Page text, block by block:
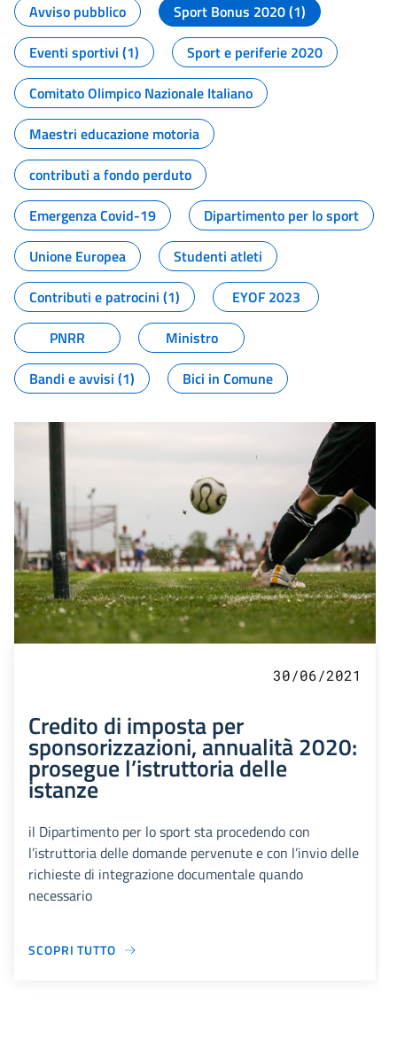
Avviso pubblico
Sport Bonus 2020 (1)
Eventi sportivi (1)
Sport e periferie 2020
Comitato Olimpico Nazionale Italiano
Maestri educazione motoria
contributi a fondo perduto
Emergenza Covid-19
Dipartimento per lo sport
Unione Europea
Studenti atleti
Contributi e patrocini (1)
EYOF 2023
PNRR
Ministro
Bandi e avvisi (1)
Bici in Comune
30/06/2021
Credito di imposta per
sponsorizzazioni, annualità 2020:
prosegue l’istruttoria delle
istanze
il Dipartimento per lo sport sta procedendo con
l’istruttoria delle domande pervenute e con l’invio delle
richieste di integrazione documentale quando
necessario
SCOPRI TUTTO